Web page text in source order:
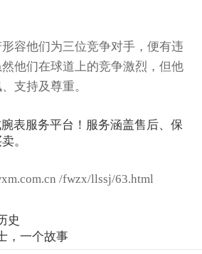
他们为三位竞争对手，便有违
他们在球道上的竞争激烈，但他
支持及尊重。
/fwzx/llssj/63.html
史
，一个故事